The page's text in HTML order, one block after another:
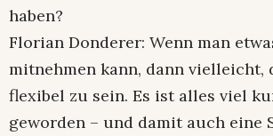
haben?
Florian Donderer: Wenn man
mitnehmen kann, dann vielleicht,
flexibel zu sein. Es ist alles viel
geworden – und damit auch eine